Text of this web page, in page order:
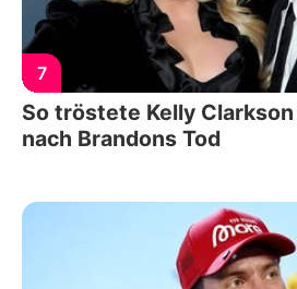
7
So tröstete Kelly
nach Brandons Tod